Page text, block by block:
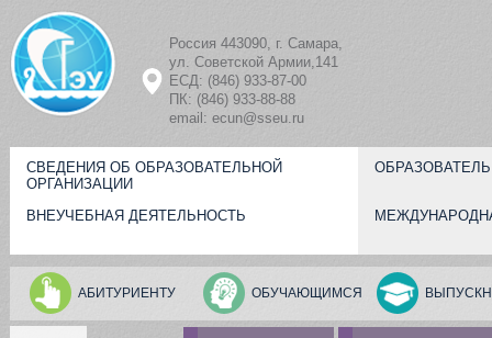
Перейти к основному содержанию
Россия 443090, г. Самара,
ул. Советской Армии,141
ЕСД: (846) 933-87-00
ПК: (846) 933-88-88
email: ecun@sseu.ru
СВЕДЕНИЯ ОБ ОБРАЗОВАТЕЛЬНОЙ
ОРГАНИЗАЦИИ
ВНЕУЧЕБНАЯ ДЕЯТЕЛЬНОСТЬ
ОБУЧАЮЩИМСЯ
АБИТУРИЕНТУ